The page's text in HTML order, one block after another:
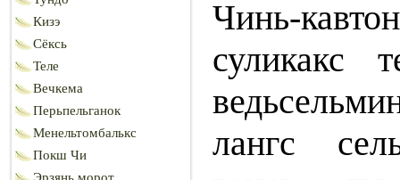
Кизэ
Сёксь
Теле
Вечкема
Перьпельганок
Менельтомбалькс
Покш Чи
Чинь-
суликакс
лангс